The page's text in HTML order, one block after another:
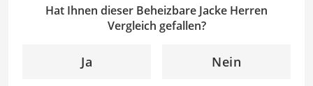
Autoren dabei zu helfen, ihre Botschaften klar und
effektiv zu kommunizieren. Durch meine Leidenschaft für
Interessen, bringe ich frische Perspektiven sowie neue
Hat Ihnen dieser Beheizbare Jacke Herren
Vergleich gefallen?
Ja Nein